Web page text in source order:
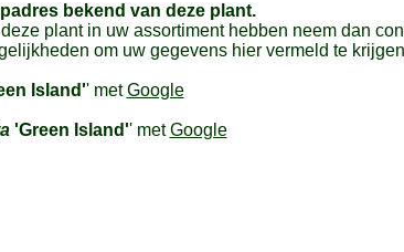
bekend van deze plant.
plant in uw assortiment hebben neem dan
om uw gegevens hier vermeld te
Island'' metGoogle
'Green Island'' metGoogle